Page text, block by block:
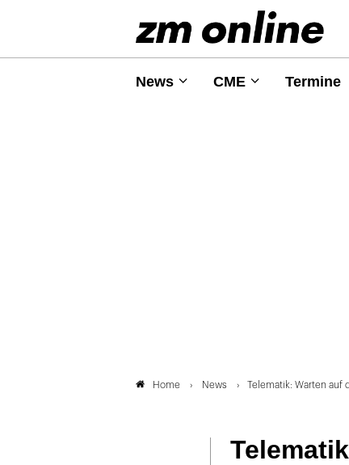
News CME Termine
Home News Telematik: Warten auf